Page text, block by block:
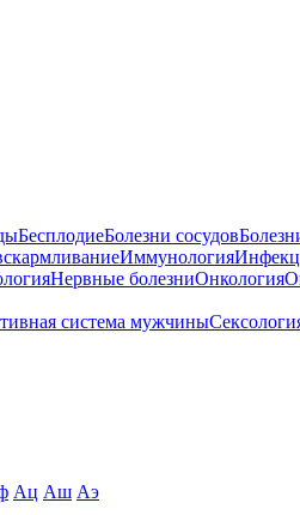
БесплодиеБолезни сосудов
Иммунология
Нервные болезниОнкология
система мужчины
Ац Аш Аэ